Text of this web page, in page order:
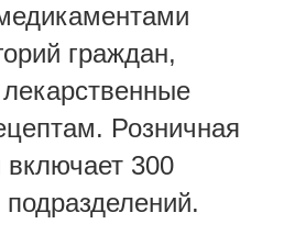
граждан,
лекарственные
Розничная
включает 300